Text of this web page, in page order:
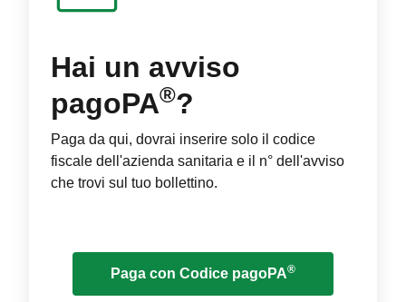
Hai un avviso
pagoPA®?
Paga da qui, dovrai inserire solo il codice
fiscale dell'azienda sanitaria e il n° dell'avviso
che trovi sul tuo bollettino.
Paga con Codice pagoPA®